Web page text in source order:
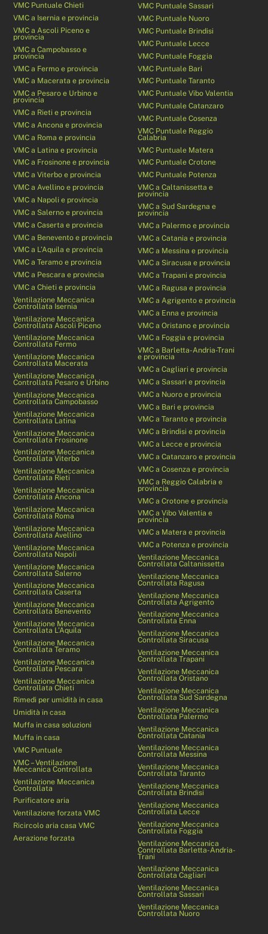
VMC Puntuale Chieti
VMC a Isernia e provincia
VMC a Ascoli Piceno e
provincia
VMC a Campobasso e
provincia
VMC a Fermo e provincia
VMC a Macerata e provincia
VMC a Pesaro e Urbino e
provincia
VMC a Rieti e provincia
VMC a Ancona e provincia
VMC a Roma e provincia
VMC a Latina e provincia
VMC a Frosinone e provincia
VMC a Viterbo e provincia
VMC a Avellino e provincia
VMC a Napoli e provincia
VMC a Salerno e provincia
VMC a Caserta e provincia
VMC a Benevento e provincia
VMC a L’Aquila e provincia
VMC a Teramo e provincia
VMC a Pescara e provincia
VMC a Chieti e provincia
Ventilazione Meccanica
Controllata Isernia
Ventilazione Meccanica
Controllata Ascoli Piceno
Ventilazione Meccanica
Controllata Fermo
Ventilazione Meccanica
Controllata Macerata
Ventilazione Meccanica
Controllata Pesaro e Urbino
Ventilazione Meccanica
Controllata Campobasso
Ventilazione Meccanica
Controllata Latina
Ventilazione Meccanica
Controllata Frosinone
Ventilazione Meccanica
Controllata Viterbo
Ventilazione Meccanica
Controllata Rieti
Ventilazione Meccanica
Controllata Ancona
Ventilazione Meccanica
Controllata Roma
Ventilazione Meccanica
Controllata Avellino
Ventilazione Meccanica
Controllata Napoli
Ventilazione Meccanica
Controllata Salerno
Ventilazione Meccanica
Controllata Caserta
Ventilazione Meccanica
Controllata Benevento
Ventilazione Meccanica
Controllata L’Aquila
Ventilazione Meccanica
Controllata Teramo
Ventilazione Meccanica
Controllata Pescara
Ventilazione Meccanica
Controllata Chieti
Rimedi per umidità in casa
Umidità in casa
Muffa in casa soluzioni
Muffa in casa
VMC Puntuale
VMC – Ventilazione
Meccanica Controllata
Ventilazione Meccanica
Controllata
Purificatore aria
Ventilazione forzata VMC
Ricircolo aria casa VMC
Aerazione forzata
VMC Puntuale Sassari
VMC Puntuale Nuoro
VMC Puntuale Brindisi
VMC Puntuale Lecce
VMC Puntuale Foggia
VMC Puntuale Bari
VMC Puntuale Taranto
VMC Puntuale Vibo Valentia
VMC Puntuale Catanzaro
VMC Puntuale Cosenza
VMC Puntuale Reggio
Calabria
VMC Puntuale Matera
VMC Puntuale Crotone
VMC Puntuale Potenza
VMC a Caltanissetta e
provincia
VMC a Sud Sardegna e
provincia
VMC a Palermo e provincia
VMC a Catania e provincia
VMC a Messina e provincia
VMC a Siracusa e provincia
VMC a Trapani e provincia
VMC a Ragusa e provincia
VMC a Agrigento e provincia
VMC a Enna e provincia
VMC a Oristano e provincia
VMC a Foggia e provincia
VMC a Barletta-Andria-Trani
e provincia
VMC a Cagliari e provincia
VMC a Sassari e provincia
VMC a Nuoro e provincia
VMC a Bari e provincia
VMC a Taranto e provincia
VMC a Brindisi e provincia
VMC a Lecce e provincia
VMC a Catanzaro e provincia
VMC a Cosenza e provincia
VMC a Reggio Calabria e
provincia
VMC a Crotone e provincia
VMC a Vibo Valentia e
provincia
VMC a Matera e provincia
VMC a Potenza e provincia
Ventilazione Meccanica
Controllata Caltanissetta
Ventilazione Meccanica
Controllata Ragusa
Ventilazione Meccanica
Controllata Agrigento
Ventilazione Meccanica
Controllata Enna
Ventilazione Meccanica
Controllata Siracusa
Ventilazione Meccanica
Controllata Trapani
Ventilazione Meccanica
Controllata Oristano
Ventilazione Meccanica
Controllata Sud Sardegna
Ventilazione Meccanica
Controllata Palermo
Ventilazione Meccanica
Controllata Catania
Ventilazione Meccanica
Controllata Messina
Ventilazione Meccanica
Controllata Taranto
Ventilazione Meccanica
Controllata Brindisi
Ventilazione Meccanica
Controllata Lecce
Ventilazione Meccanica
Controllata Foggia
Ventilazione Meccanica
Controllata Barletta-Andria-
Trani
Ventilazione Meccanica
Controllata Cagliari
Ventilazione Meccanica
Controllata Sassari
Ventilazione Meccanica
Controllata Nuoro